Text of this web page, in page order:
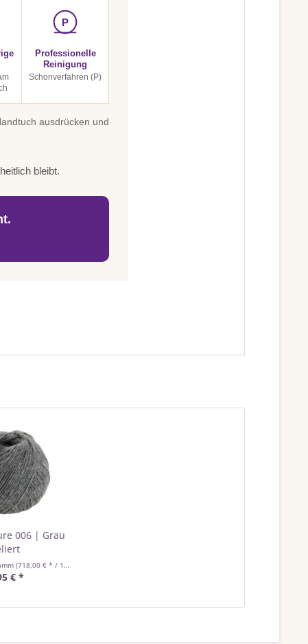
P
Professionelle
Reinigung
Schonverfahren (P)
ausdrücken und
bleibt.
006 | Grau
(718,00 € * / 1 Kilogramm)
€ *